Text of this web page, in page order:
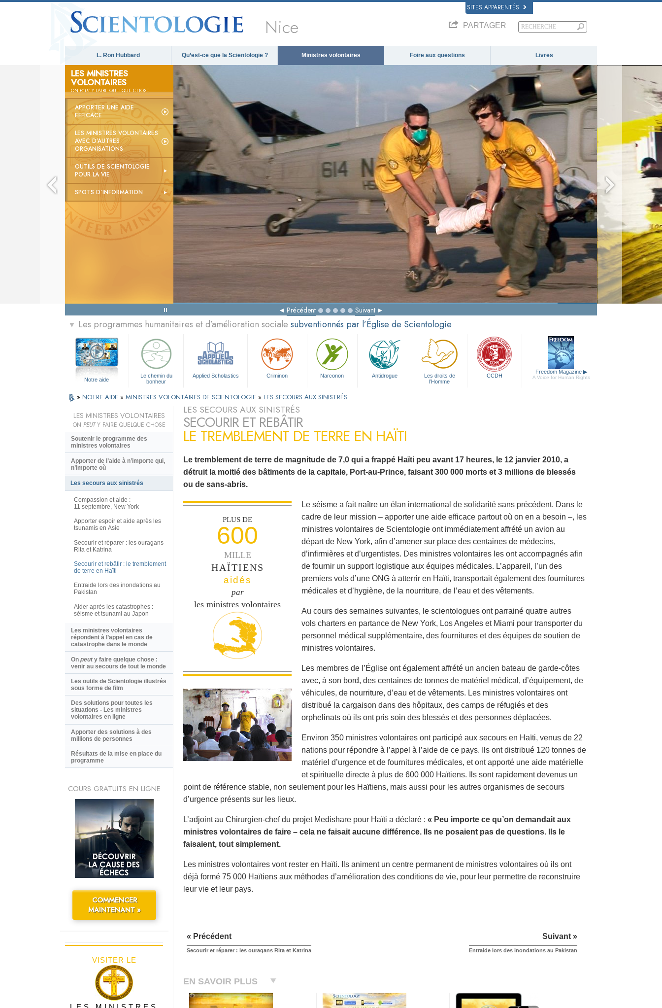
SITES APPARENTÉS
Nice PARTAGER
L. Ron Hubbard Qu’est-ce que la Scientologie ? Ministres volontaires Foire aux questions Livres
LES MINISTRES
VOLONTAIRES
ONPEUTY FAIRE QUELQUE CHOSE
APPORTER UNE AIDE
EFFICACE
LES MINISTRES VOLONTAIRES
AVEC D’AUTRES
ORGANISATIONS
OUTILS DE SCIENTOLOGIE
POUR LA VIE
SPOTS D’INFORMATION
Aider, une passion
Regarder la vidéo
Précédent Suivant
▼ Les programmes humanitaires et d’amélioration sociale subventionnés par l’Église de Scientologie
Notre aide
Le chemin du
bonheur
Applied Scholastics Criminon Narconon Antidrogue
Les droits de
l’Homme
CCDH
Freedom Magazine ▶
A Voice for Human Rights
» NOTRE AIDE » MINISTRES VOLONTAIRES DE SCIENTOLOGIE » LES SECOURS AUX SINISTRÉS
LES SECOURS AUX SINISTRÉS
SECOURIR ET REBÂTIR
LE TREMBLEMENT DE TERRE EN HAÏTI
Le tremblement de terre de magnitude de 7,0 qui a frappé Haïti peu avant 17 heures, le 12 janvier 2010, a
détruit la moitié des bâtiments de la capitale, Port-au-Prince, faisant 300 000 morts et 3 millions de blessés
ou de sans-abris.
PLUS DE
600
MILLE
HAÏTIENS
aidés
par
les ministres volontaires
Le séisme a fait naître un élan international de solidarité sans précédent. Dans le
cadre de leur mission – apporter une aide efficace partout où on en a besoin –, les
ministres volontaires de Scientologie ont immédiatement affrété un avion au
départ de New York, afin d’amener sur place des centaines de médecins,
d’infirmières et d’urgentistes. Des ministres volontaires les ont accompagnés afin
de fournir un support logistique aux équipes médicales. L’appareil, l’un des
premiers vols d’une ONG à atterrir en Haïti, transportait également des fournitures
médicales et d’hygiène, de la nourriture, de l’eau et des vêtements.
Au cours des semaines suivantes, le scientologues ont parrainé quatre autres
vols charters en partance de New York, Los Angeles et Miami pour transporter du
personnel médical supplémentaire, des fournitures et des équipes de soutien de
ministres volontaires.
Les membres de l’Église ont également affrété un ancien bateau de garde-côtes
avec, à son bord, des centaines de tonnes de matériel médical, d’équipement, de
véhicules, de nourriture, d’eau et de vêtements. Les ministres volontaires ont
distribué la cargaison dans des hôpitaux, des camps de réfugiés et des
orphelinats où ils ont pris soin des blessés et des personnes déplacées.
Environ 350 ministres volontaires ont participé aux secours en Haïti, venus de 22
nations pour répondre à l’appel à l’aide de ce pays. Ils ont distribué 120 tonnes de
matériel d’urgence et de fournitures médicales, et ont apporté une aide matérielle
et spirituelle directe à plus de 600 000 Haïtiens. Ils sont rapidement devenus un
point de référence stable, non seulement pour les Haïtiens, mais aussi pour les autres organismes de secours
d’urgence présents sur les lieux.
L’adjoint au Chirurgien-chef du projet Medishare pour Haïti a déclaré : « Peu importe ce qu’on demandait aux
ministres volontaires de faire – cela ne faisait aucune différence. Ils ne posaient pas de questions. Ils le
faisaient, tout simplement.
Les ministres volontaires vont rester en Haïti. Ils animent un centre permanent de ministres volontaires où ils ont
déjà formé 75 000 Haïtiens aux méthodes d’amélioration des conditions de vie, pour leur permettre de reconstruire
leur vie et leur pays.
« Précédent
Secourir et réparer : les ouragans Rita et Katrina
Suivant »
Entraide lors des inondations au Pakistan
EN SAVOIR PLUS
LES MINISTRES VOLONTAIRES
ON PEUTY FAIRE QUELQUE CHOSE
Soutenir le programme des
ministres volontaires
Apporter de l’aide à n’importe qui,
n’importe où
Les secours aux sinistrés
Compassion et aide :
11 septembre, New York
Apporter espoir et aide après les
tsunamis en Asie
Secourir et réparer : les ouragans
Rita et Katrina
Secourir et rebâtir : le tremblement
de terre en Haïti
Entraide lors des inondations au
Pakistan
Aider après les catastrophes :
séisme et tsunami au Japon
Les ministres volontaires
répondent à l’appel en cas de
catastrophe dans le monde
On peuty faire quelque chose :
venir au secours de tout le monde
Les outils de Scientologie illustrés
sous forme de film
Des solutions pour toutes les
situations - Les ministres
volontaires en ligne
Apporter des solutions à des
millions de personnes
Résultats de la mise en place du
programme
COURS GRATUITS EN LIGNE
COMMENCER
MAINTENANT »
VISITER LE